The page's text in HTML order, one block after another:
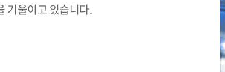
기울이고 있습니다.